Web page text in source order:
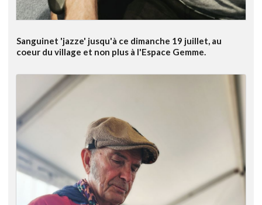
Sanguinet 'jazze' jusqu'à ce dimanche 19 juillet, au
coeur du village et non plus à l'Espace Gemme.